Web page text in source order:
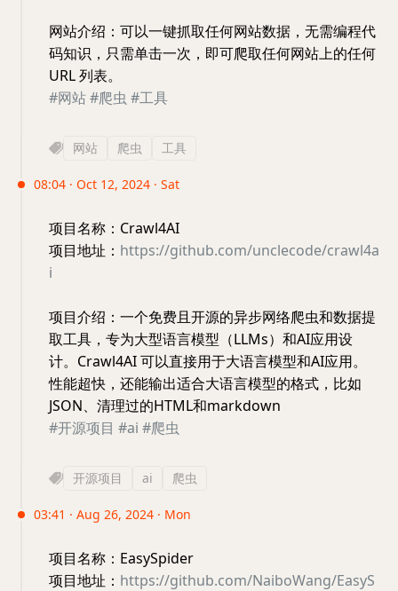
网站介绍：可以一键抓取任何网站数据，无需编程代
码知识，只需单击一次，即可爬取任何网站上的任何
URL 列表。
#网站#爬虫 #工具
网站 爬虫 工具
08:04 · Oct 12, 2024 · Sat
项目名称：Crawl4AI
项目地址： https://github.com/unclecode/crawl4a
i
项目介绍：一个免费且开源的异步网络爬虫和数据提
取工具，专为大型语言模型（LLMs）和AI应用设
计。Crawl4AI 可以直接用于大语言模型和AI应用。
性能超快，还能输出适合大语言模型的格式，比如
JSON、清理过的HTML和markdown
#开源项目 #ai #爬虫
开源项目 ai 爬虫
03:41 · Aug 26, 2024 · Mon
项目名称：EasySpider
项目地址： https://github.com/NaiboWang/EasyS